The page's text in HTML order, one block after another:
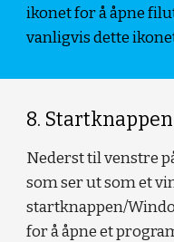
ikonet for å åpne
vanligvis dette
8.
Nederst til venstre
som ser ut som et
startknappen/
for å åpne et